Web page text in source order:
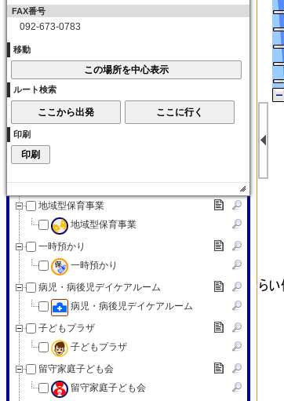
育児サークル
子育て交流サロン
子育て（その他）
子育て（その他）
赤ちゃんの駅
認可外保育施設
認可外保育施設
地域型保育事業
地域型保育事業
一時預かり
一時預かり
病児・病後児デイケアルーム
病児・病後児デイケアルーム
子どもプラザ
子どもプラザ
留守家庭子ども会
留守家庭子ども会
FAX番号
092-673-0783
移動
ルート検索
印刷